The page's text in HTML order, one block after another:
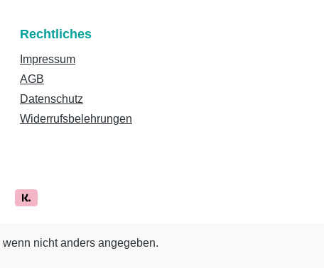
Rechtliches
Impressum
AGB
Datenschutz
Widerrufsbelehrungen
nicht anders angegeben.